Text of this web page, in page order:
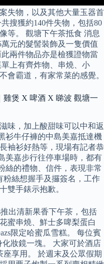
失物，以及其他大量玉器首
搜獲約140件失物，包括80
等。 觀塘下午茶抵食 消息
元的髮髻裝飾及一隻價值
兩件物品亦是檢獲證物當
上有齊炸物、串燒、小
會霸道，有家常菜的感覺。
煲 X 啤酒 X 睇波 觀塘一
味，加上酸甜味可以中和返
衫牛仔褲的中島美嘉抵達機
袖衫好熱等，現場有記者恭
美嘉步行往停車場時，都有
絲的禮物、信件，表現非常
粉絲想握手及攞簽名，工作
雙手錶示抱歉。
出清新果香下午茶，包括
蜜串燒、鮮士多啤梨蛋白
限定哈蜜瓜雪糕。 每位賓
化妝鏡一塊。 大家可於酒店
享用。 於週末及公眾假期